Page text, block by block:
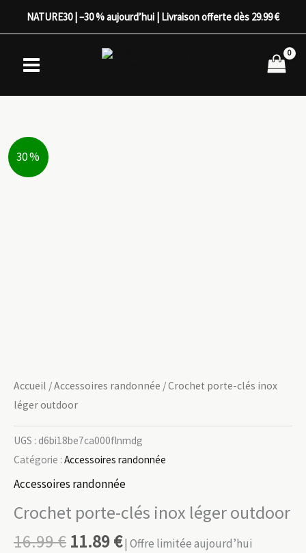
NATURE30 | –30 % aujourd’hui | Livraison offerte dès 29.99 €
30 %
Accueil /Accessoires randonnée / Crochet porte-clés inox
léger outdoor
UGS : d6bi18be7ca000flnmdg
Catégorie : Accessoires randonnée
Accessoires randonnée
Crochet porte-clés inox léger outdoor
16.99€ 11.89€| Offre limitée aujourd’hui